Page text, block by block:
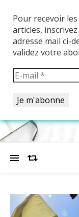
Pour recevoir
articles,
adresse mail ci-
validez votre